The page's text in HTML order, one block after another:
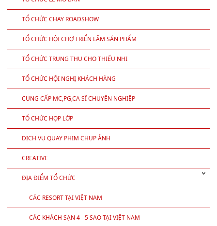
TỔ CHỨC CHẠY ROADSHOW
TỔ CHỨC HỘI CHỢ TRIỂN LÃM SẢN PHẨM
TỔ CHỨC TRUNG THU CHO THIẾU NHI
TỔ CHỨC HỘI NGHỊ KHÁCH HÀNG
CUNG CẤP MC,PG,CA SĨ CHUYÊN NGHIỆP
TỔ CHỨC HỌP LỚP
DỊCH VỤ QUAY PHIM CHỤP ẢNH
CREATIVE
ĐỊA ĐIỂM TỔ CHỨC
CÁC RESORT TẠI VIỆT NAM
CÁC KHÁCH SẠN 4 - 5 SAO TẠI VIỆT NAM